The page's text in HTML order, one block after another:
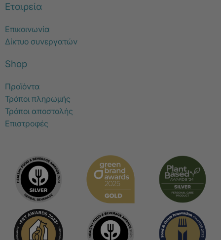
Εταιρεία
Επικοινωνία
Δίκτυο συνεργατών
Shop
Προϊόντα
Τρόποι πληρωμής
Τρόποι αποστολής
Επιστροφές